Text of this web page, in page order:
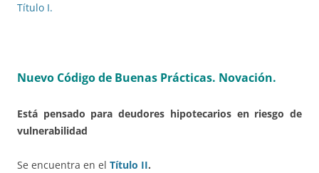
Título I.
Nuevo Código de Buenas Prácticas. Novación.
Está pensado para deudores hipotecarios en riesgo de
vulnerabilidad
Se encuentra en el Título II.